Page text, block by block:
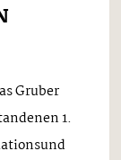
Gruber
1.